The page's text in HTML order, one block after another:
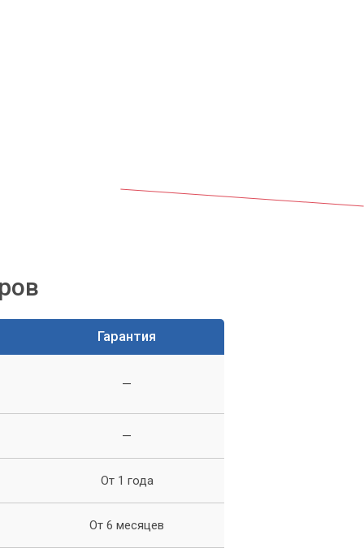
Гарантия
—
—
От 1 года
От 6 месяцев